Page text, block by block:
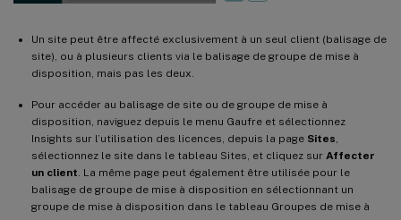
Un site peut être affecté exclusivement à un seul client (balisage de
site), ou à plusieurs clients via le balisage de groupe de mise à
disposition, mais pas les deux.
Pour accéder au balisage de site ou de groupe de mise à
disposition, naviguez depuis le menu Gaufre et sélectionnez
Insights sur l’utilisation des licences, depuis la page Sites
sélectionnez le site dans le tableau Sites, et cliquez sur Affecter
un client . La même page peut également être utilisée pour le
balisage de groupe de mise à disposition en sélectionnant un
groupe de mise à disposition dans le tableau Groupes de mise à